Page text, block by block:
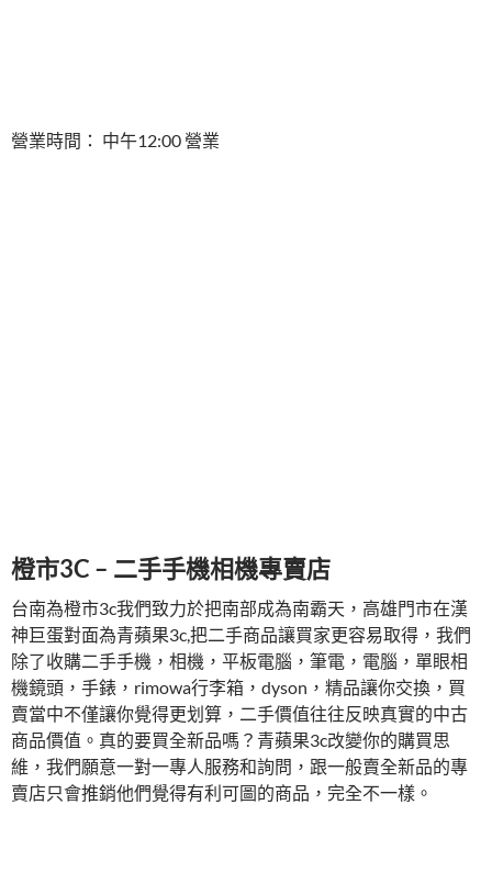
營業時間： 中午12:00 營業
橙市3C – 二手手機相機專賣店
台南為橙市3c我們致力於把南部成為南霸天，高雄門市在漢
神巨蛋對面為青蘋果3c,把二手商品讓買家更容易取得，我們
除了收購二手手機，相機，平板電腦，筆電，電腦，單眼相
機鏡頭，手錶，rimowa行李箱，dyson，精品讓你交換，買
賣當中不僅讓你覺得更划算，二手價值往往反映真實的中古
商品價值。真的要買全新品嗎？青蘋果3c改變你的購買思
維，我們願意一對一專人服務和詢問，跟一般賣全新品的專
賣店只會推銷他們覺得有利可圖的商品，完全不一樣。